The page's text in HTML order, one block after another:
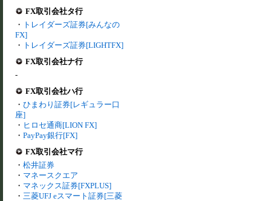
FX取引会社タ行
・ トレイダーズ証券[みんなの
FX]
・ トレイダーズ証券[LIGHTFX]
FX取引会社ナ行
-
FX取引会社ハ行
・ ひまわり証券[レギュラー口
座]
・ ヒロセ通商[LION FX]
・ PayPay銀行[FX]
FX取引会社マ行
・ 松井証券
・ マネースクエア
・ マネックス証券[FXPLUS]
・ 三菱UFJ eスマート証券[三菱